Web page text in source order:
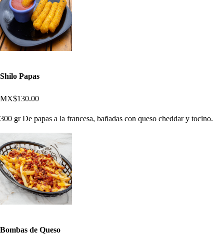
Shilo Papas
MX$130.00
300 gr De papas a la francesa, bañadas con queso cheddar y tocino.
Bombas de Queso